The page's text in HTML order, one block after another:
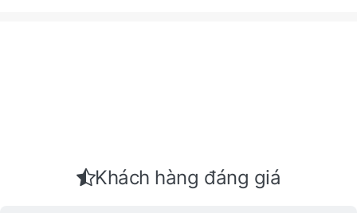
Khách hàng đáng giá